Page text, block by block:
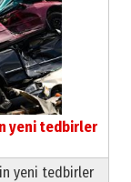
yeni tedbirler
yeni tedbirler